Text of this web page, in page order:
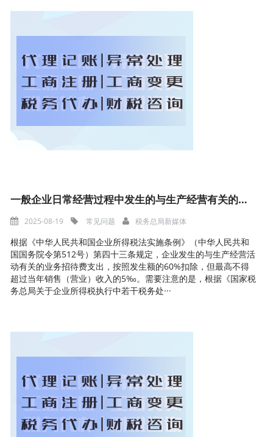
一般企业日常经营过程中发生的与生产经营有关的业务招待费支出，在企业所得税税前扣除···
2025-08-19 常见问题 税务总局新媒体
根据《中华人民共和国企业所得税法实施条例》（中华人民共和
国国务院令第512号）第四十三条规定，企业发生的与生产经营活
动有关的业务招待费支出，按照发生额的60%扣除，但最高不得
超过当年销售（营业）收入的5‰。需要注意的是，根据《国家税
务总局关于企业所得税执行中若干税务处···